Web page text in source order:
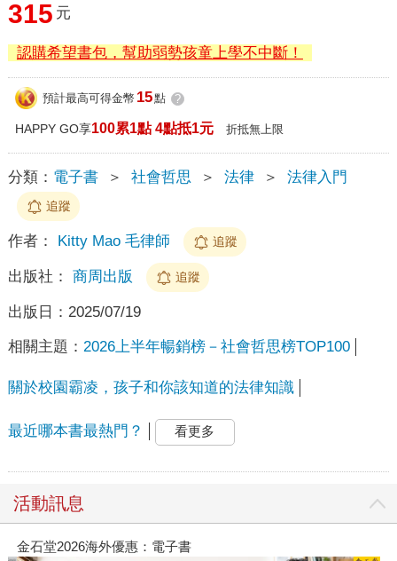
315 元
認購希望書包，幫助弱勢孩童上學不中斷！
預計最高可得金幣 15點 ?
HAPPY GO享100累1點 4點抵1元 折抵無上限
分類： 電子書 ＞ 社會哲思 ＞ 法律 ＞ 法律入門
追蹤
作者： Kitty Mao 毛律師 追蹤
出版社： 商周出版 追蹤
出版日： 2025/07/19
相關主題： 2026上半年暢銷榜－社會哲思榜TOP100
關於校園霸凌，孩子和你該知道的法律知識
最近哪本書最熱門？ 看更多
活動訊息
金石堂2026海外優惠：電子書